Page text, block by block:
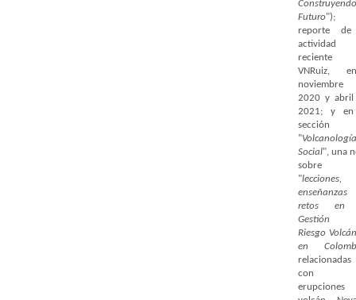
Construyendo
Futuro");
reporte
actividad
reciente
VNRuiz,
noviembre
2020 y abril
2021; y
sección
"Volcanología
Social", una
sobre
"lecciones,
retos en
Gestión
Riesgo
en
relacionadas
con
erupciones